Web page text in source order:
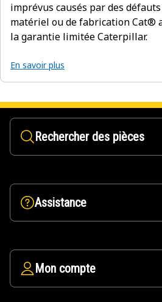
imprévus causés par des
matériel ou de fabrication Cat®
la garantie limitée Caterpillar.
En savoir plus
Rechercher des pièces
Assistance
Mon compte